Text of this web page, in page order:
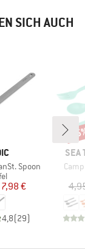
SICH AUCH
Spoon
Preis
7,98 €
4,8(29)
SEA
Artikel